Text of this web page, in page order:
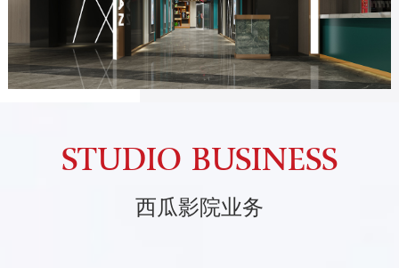
STUDIO BUSINESS
西瓜影院业务